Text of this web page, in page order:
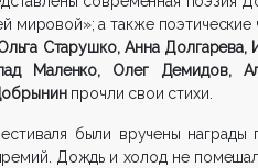
мировой»; а также поэтические
Старушко, Анна Долгарева,
Маленко, Олег Демидов,
прочли свои стихи.
были вручены награды
Дождь и холод не